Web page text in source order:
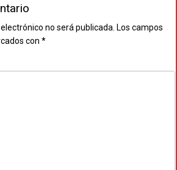
no será publicada. Los campos
con *